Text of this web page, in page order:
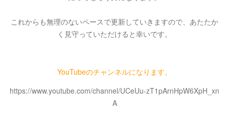
これからも無理のないペースで更新していきますので、あたたか
く見守っていただけると幸いです。
YouTubeのチャンネルになります。
https://www.youtube.com/channel/UCeUu-zT1pArnHpW6XpH_xn
A